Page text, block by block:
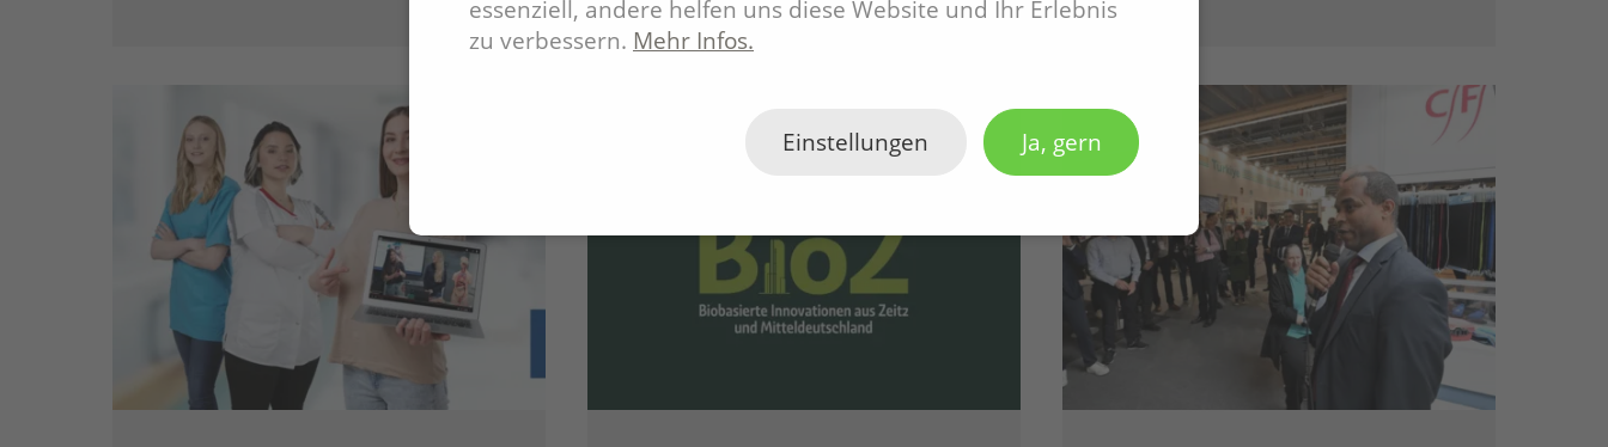
essenziell, andere helfen uns diese Website und Ihr Erlebnis
zu verbessern. Mehr Infos.
Einstellungen Ja, gern